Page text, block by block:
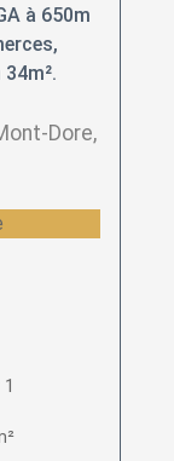
à 650m
Dore,
1